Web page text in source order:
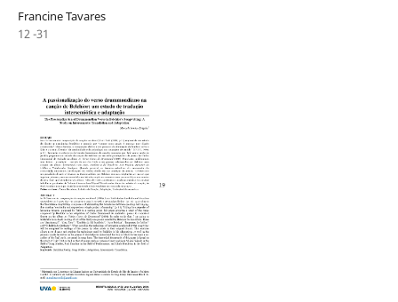
Francine Tavares
12 -31